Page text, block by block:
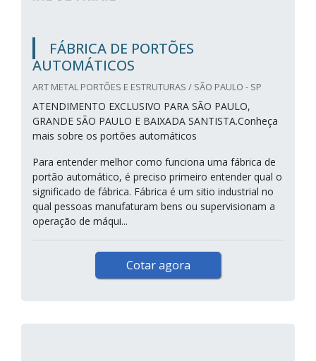
FÁBRICA DE PORTÕES
AUTOMÁTICOS
ART METAL PORTÕES E ESTRUTURAS / SÃO PAULO - SP
ATENDIMENTO EXCLUSIVO PARA SÃO PAULO,
GRANDE SÃO PAULO E BAIXADA SANTISTA.Conheça
mais sobre os portões automáticos
Para entender melhor como funciona uma fábrica de
portão automático, é preciso primeiro entender qual o
significado de fábrica. Fábrica é um sitio industrial no
qual pessoas manufaturam bens ou supervisionam a
operação de máqui...
Cotar agora